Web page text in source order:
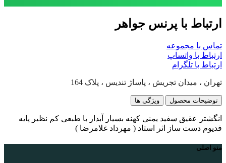
ارتباط با پرنس جواهر
تماس با مجموعه
ارتباط با واتساپ
ارتباط با تلگرام
تهران ، میدان تجریش ، پاساژ تندیس ، پلاک 164
توضیحات محصول ویژگی ها
انگشتر عقیق سفید یمنی کهنه بسیار آبدار با طبعی کم نظیر پایه
فدیوم دست ساز اثر استاد ( مهرداد غلامرضا )
منو اصلی